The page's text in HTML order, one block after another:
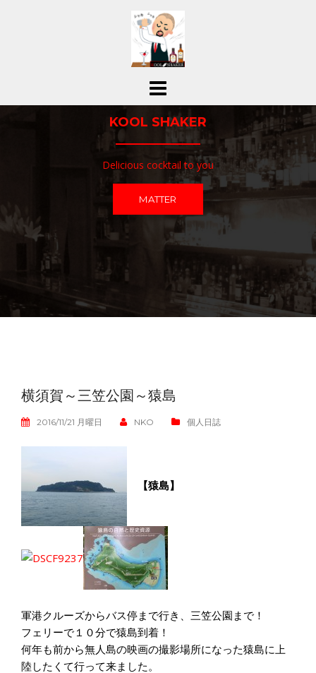
ス
KOOL SHAKER
Delicious cocktail to you
MATTER
横須賀～三笠公園～猿島
2016/11/21 月曜日 NKO 個人日誌
【猿島】
軍港クルーズからバス停まで行き、三笠公園まで！
フェリーで１０分で猿島到着！
何年も前から無人島の映画の撮影場所になった猿島に上
陸したくて行って来ました。